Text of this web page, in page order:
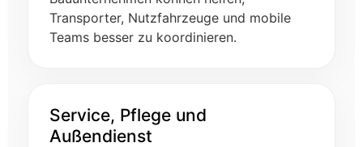
Transporter, Nutzfahrzeuge und mobile
Teams besser zu koordinieren.
Service, Pflege und
Außendienst